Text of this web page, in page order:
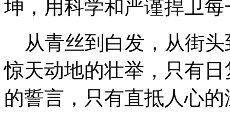
坤，用科学和严谨捍卫
从青丝到白发，从街头
惊天动地的壮举，只有
的誓言，只有直抵人心